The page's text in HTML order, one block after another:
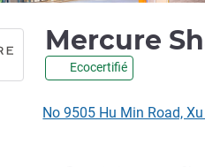
Mercure
Ecocertifié
No 9505 Hu Min Road,